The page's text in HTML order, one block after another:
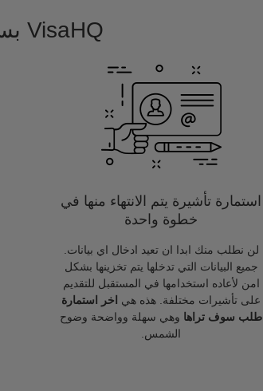
VisaHQ بسيطة, بديهية و مفصلة خصيصا للمسافرين
استمارة تأشيرة يتم الانتهاء منها في
خطوة واحدة
لن نطلب منك ابدا ان تعيد ادخال اي بيانات.
جميع البيانات التي تدخلها يتم تخزينها بشكل
امن لأعاده استخدامها في المستقبل للتقديم
على تأشيرات مختلفة. هذه هي
اخر استمارة
طلب سوف تراها وهي سهلة وواضحة وضوح
الشمس.